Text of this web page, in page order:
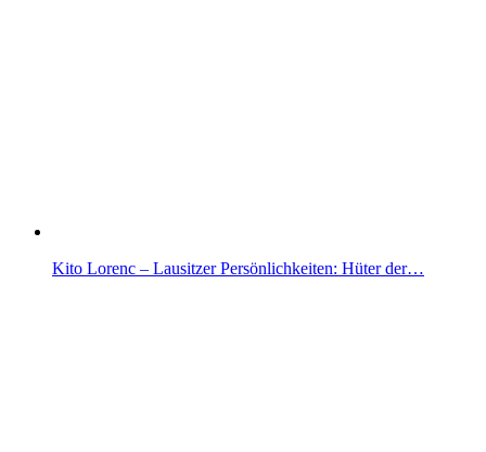
Kito Lorenc – Lausitzer Persönlichkeiten: Hüter der…